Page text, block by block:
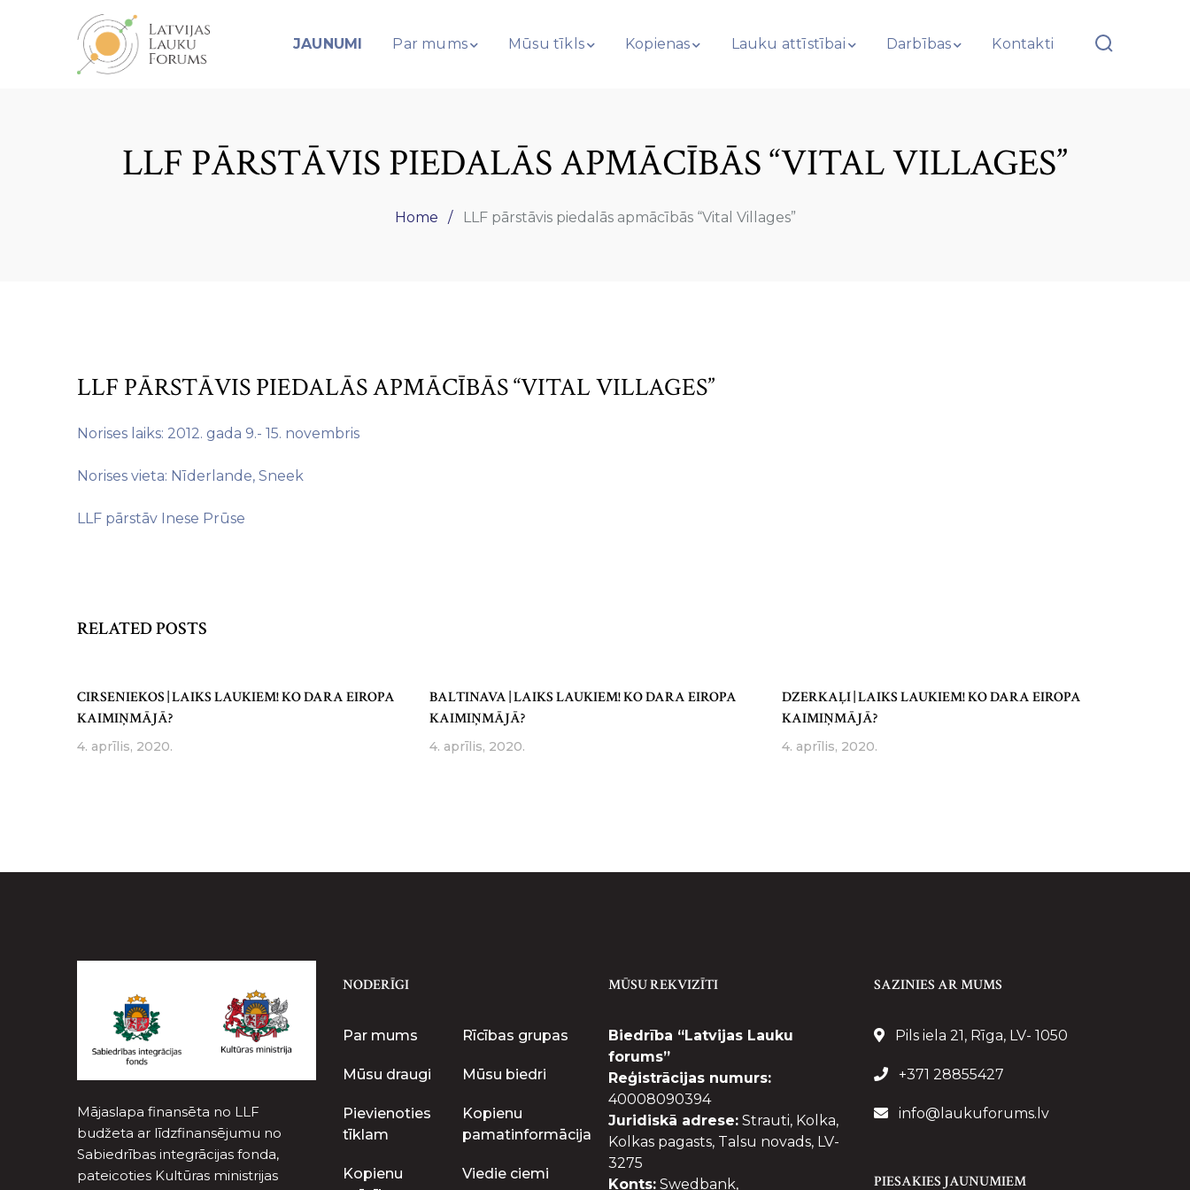
JAUNUMI Par mums Mūsu tīkls Kopienas Lauku attīstībai Darbības Kontakti
LLF PĀRSTĀVIS PIEDALĀS APMĀCĪBĀS “VITAL VILLAGES”
Home LLF pārstāvis piedalās apmācībās “Vital Villages”
LLF PĀRSTĀVIS PIEDALĀS APMĀCĪBĀS “VITAL VILLAGES”
Norises laiks: 2012. gada 9.- 15. novembris
Norises vieta: Nīderlande, Sneek
LLF pārstāv Inese Prūse
RELATED POSTS
CIRSENIEKOS | LAIKS LAUKIEM! KO DARA EIROPA
KAIMIŅMĀJĀ?
4. aprīlis, 2020.
BALTINAVA | LAIKS LAUKIEM! KO DARA EIROPA
KAIMIŅMĀJĀ?
4. aprīlis, 2020.
DZERKAĻI | LAIKS LAUKIEM! KO DARA EIROPA
KAIMIŅMĀJĀ?
4. aprīlis, 2020.
Mājaslapa finansēta no LLF
budžeta ar līdzfinansējumu no
Sabiedrības integrācijas fonda,
pateicoties Kultūras ministrijas
NODERĪGI
Par mums Rīcības grupas
Mūsu draugi Mūsu biedri
Pievienoties
tīklam
Kopienu
pamatinformācija
Kopienu
Viedie ciemi
MŪSU REKVIZĪTI
Biedrība “Latvijas Lauku
forums”
Reģistrācijas numurs:
40008090394
Juridiskā adrese: Strauti, Kolka,
Kolkas pagasts, Talsu novads, LV-
3275
Konts: Swedbank,
SAZINIES AR MUMS
Pils iela 21, Rīga, LV- 1050
+371 28855427
info@laukuforums.lv
PIESAKIES JAUNUMIEM